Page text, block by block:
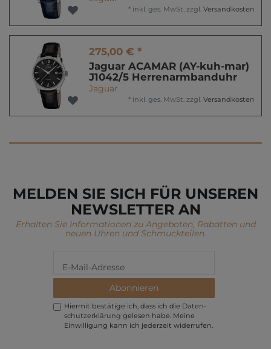
* inkl. ges. MwSt. zzgl. Versandkosten
275,00 € *
Jaguar ACAMAR (AY-kuh-mar)
J1042/5 Herrenarmbanduhr
Jaguar
* inkl. ges. MwSt. zzgl. Versandkosten
MELDEN SIE SICH FÜR UNSEREN
NEWSLETTER AN
Erhalten Sie Informationen zu Angeboten, Rabatten und
neuen Uhren und Schmuckteilen.
Abonnieren
Hiermit bestätige ich, dass ich die Daten­
schutz­erklärung gelesen habe. Meine
Einwilligung kann ich jederzeit widerrufen.